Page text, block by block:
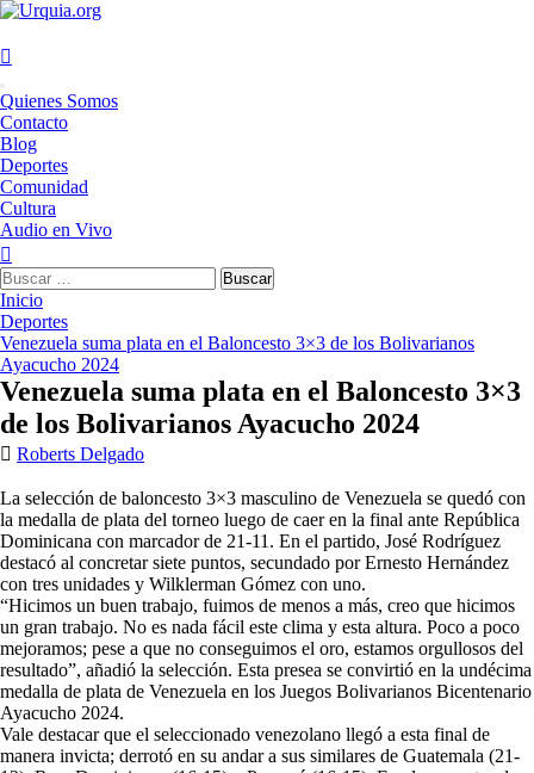
Saltar
contenido
Menú
principal
Quienes Somos
Contacto
Blog
Deportes
Comunidad
Cultura
Audio en Vivo
Buscar:
Inicio
Deportes
Venezuela suma plata en el Baloncesto 3×3 de los Bolivarianos
Ayacucho 2024
Venezuela suma plata en el Baloncesto 3×3
de los Bolivarianos Ayacucho 2024
Roberts Delgado
La selección de baloncesto 3×3 masculino de Venezuela se quedó con
la medalla de plata del torneo luego de caer en la final ante República
Dominicana con marcador de 21-11. En el partido, José Rodríguez
destacó al concretar siete puntos, secundado por Ernesto Hernández
con tres unidades y Wilklerman Gómez con uno.
“Hicimos un buen trabajo, fuimos de menos a más, creo que hicimos
un gran trabajo. No es nada fácil este clima y esta altura. Poco a poco
mejoramos; pese a que no conseguimos el oro, estamos orgullosos del
resultado”, añadió la selección. Esta presea se convirtió en la undécima
medalla de plata de Venezuela en los Juegos Bolivarianos Bicentenario
Ayacucho 2024.
Vale destacar que el seleccionado venezolano llegó a esta final de
manera invicta; derrotó en su andar a sus similares de Guatemala (21-